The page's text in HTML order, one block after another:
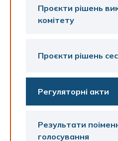
Проєкти рішень
комітету
Проєкти рішень
Регуляторні акти
Результати
голосування